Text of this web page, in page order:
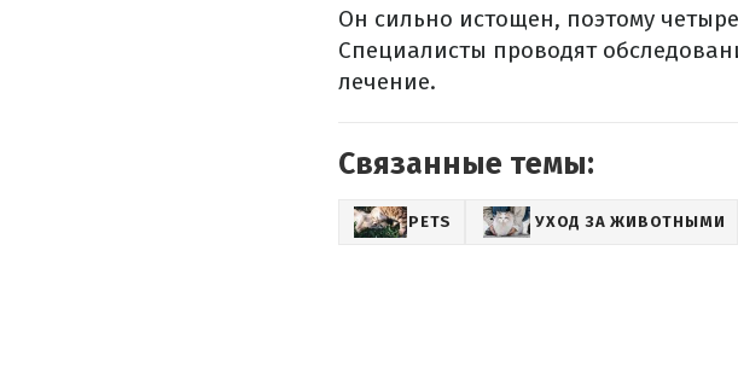
Он сильно истощен, поэтому
Специалисты проводят
лечение.
Связанные темы:
PETS УХОД ЗА ЖИВОТНЫМИ